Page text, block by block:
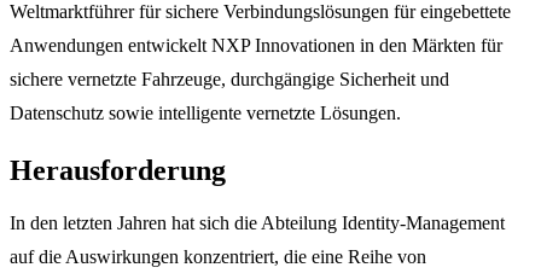
Weltmarktführer für sichere Verbindungslösungen für eingebettete
Anwendungen entwickelt NXP Innovationen in den Märkten für
sichere vernetzte Fahrzeuge, durchgängige Sicherheit und
Datenschutz sowie intelligente vernetzte Lösungen.
Herausforderung
In den letzten Jahren hat sich die Abteilung Identity-Management
auf die Auswirkungen konzentriert, die eine Reihe von